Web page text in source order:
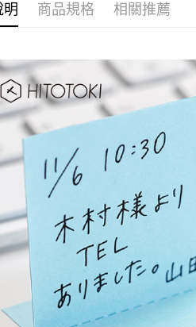
明 商品規格 相關推薦